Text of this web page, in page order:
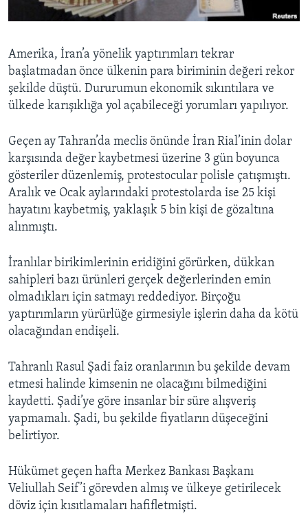
HAYATTAN
BIZI TAKIP EDIN
Diller
Amerika, İran’a yönelik yaptırımları tekrar
başlatmadan önce ülkenin para biriminin değeri rekor
şekilde düştü. Dururumun ekonomik sıkıntılara ve
ülkede karışıklığa yol açabileceği yorumları yapılıyor.
Geçen ay Tahran’da meclis önünde İran Rial’inin dolar
karşısında değer kaybetmesi üzerine 3 gün boyunca
gösteriler düzenlemiş, protestocular polisle çatışmıştı.
Aralık ve Ocak aylarındaki protestolarda ise 25 kişi
hayatını kaybetmiş, yaklaşık 5 bin kişi de gözaltına
alınmıştı.
İranlılar birikimlerinin eridiğini görürken, dükkan
sahipleri bazı ürünleri gerçek değerlerinden emin
olmadıkları için satmayı reddediyor. Birçoğu
yaptırımların yürürlüğe girmesiyle işlerin daha da kötü
olacağından endişeli.
Tahranlı Rasul Şadi faiz oranlarının bu şekilde devam
etmesi halinde kimsenin ne olacağını bilmediğini
kaydetti. Şadi’ye göre insanlar bir süre alışveriş
yapmamalı. Şadi, bu şekilde fiyatların düşeceğini
belirtiyor.
Hükümet geçen hafta Merkez Bankası Başkanı
Veliullah Seif’i görevden almış ve ülkeye getirilecek
döviz için kısıtlamaları hafifletmişti.